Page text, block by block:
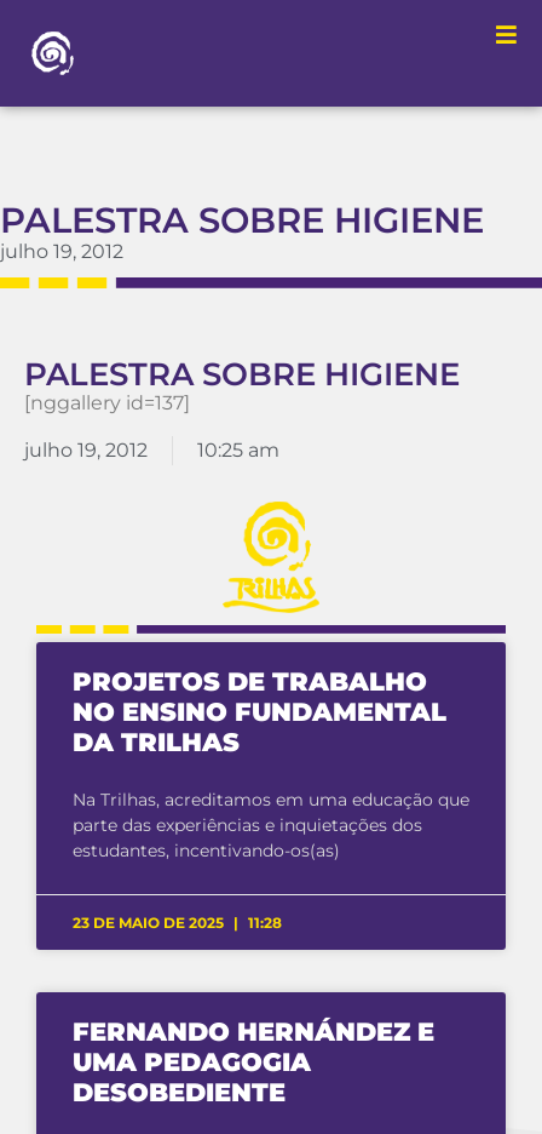
PALESTRA SOBRE HIGIENE
julho 19, 2012
PALESTRA SOBRE HIGIENE
[nggallery id=137]
julho 19, 2012 10:25 am
PROJETOS DE TRABALHO
NO ENSINO FUNDAMENTAL
DA TRILHAS
Na Trilhas, acreditamos em uma educação que
parte das experiências e inquietações dos
estudantes, incentivando-os(as)
23 DE MAIO DE 2025 11:28
FERNANDO HERNÁNDEZ E
UMA PEDAGOGIA
DESOBEDIENTE